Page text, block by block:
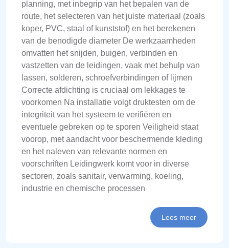
planning, met inbegrip van het bepalen van de
route, het selecteren van het juiste materiaal (zoals
koper, PVC, staal of kunststof) en het berekenen
van de benodigde diameter De werkzaamheden
omvatten het snijden, buigen, verbinden en
vastzetten van de leidingen, vaak met behulp van
lassen, solderen, schroefverbindingen of lijmen
Correcte afdichting is cruciaal om lekkages te
voorkomen Na installatie volgt druktesten om de
integriteit van het systeem te verifiëren en
eventuele gebreken op te sporen Veiligheid staat
voorop, met aandacht voor beschermende kleding
en het naleven van relevante normen en
voorschriften Leidingwerk komt voor in diverse
sectoren, zoals sanitair, verwarming, koeling,
industrie en chemische processen
Lees meer